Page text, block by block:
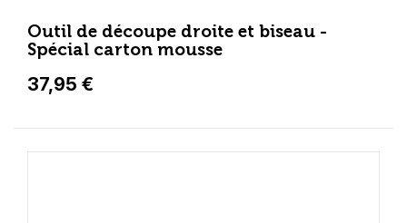
Outil de découpe droite et biseau -
Spécial carton mousse
37,95 €